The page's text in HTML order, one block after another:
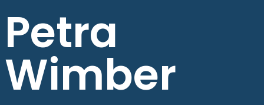
Petra
Wimber